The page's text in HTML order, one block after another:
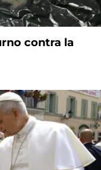
contra la